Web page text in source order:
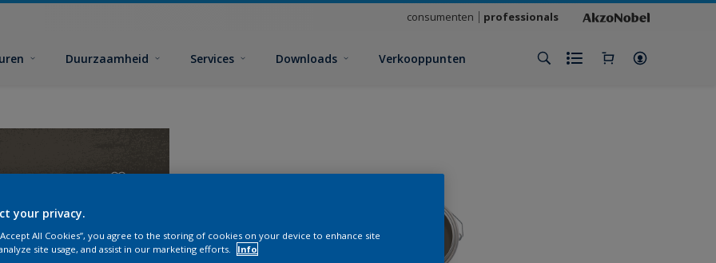
consumenten professionals
Duurzaamheid Services Downloads Verkooppunten
your privacy.
All Cookies”, you agree to the storing of cookies on your device to enhance site
site usage, and assist in our marketing efforts.
Info